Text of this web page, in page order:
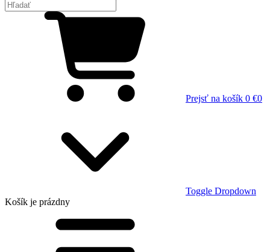
Prejsť na košík 0 €0
Toggle Dropdown
Košík je prázdny